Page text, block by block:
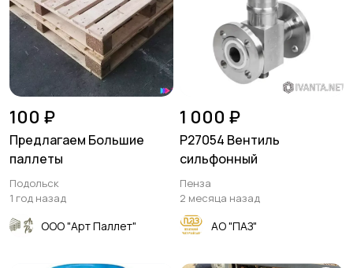
100 ₽
Предлагаем Большие
паллеты
Подольск
1 год назад
ООО "Арт Паллет"
1 000 ₽
Р27054 Вентиль
сильфонный
Пенза
2 месяца назад
АО "ПАЗ"